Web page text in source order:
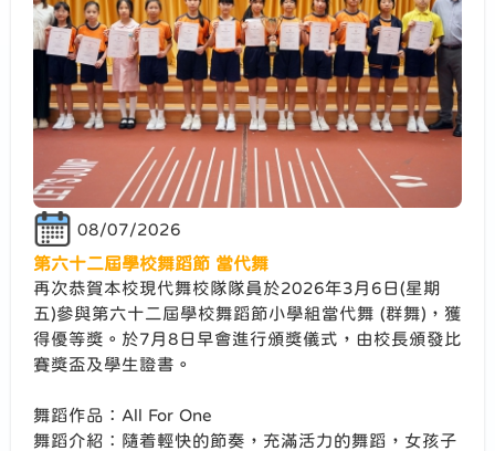
08/07/2026
第六十二屆學校舞蹈節 當代舞
再次恭賀本校現代舞校隊隊員於2026年3月6日(星期
五)參與第六十二屆學校舞蹈節小學組當代舞 (群舞)，獲
得優等獎。於7月8日早會進行頒獎儀式，由校長頒發比
賽獎盃及學生證書。
舞蹈作品：All For One
舞蹈介紹：隨着輕快的節奏，充滿活力的舞蹈，女孩子